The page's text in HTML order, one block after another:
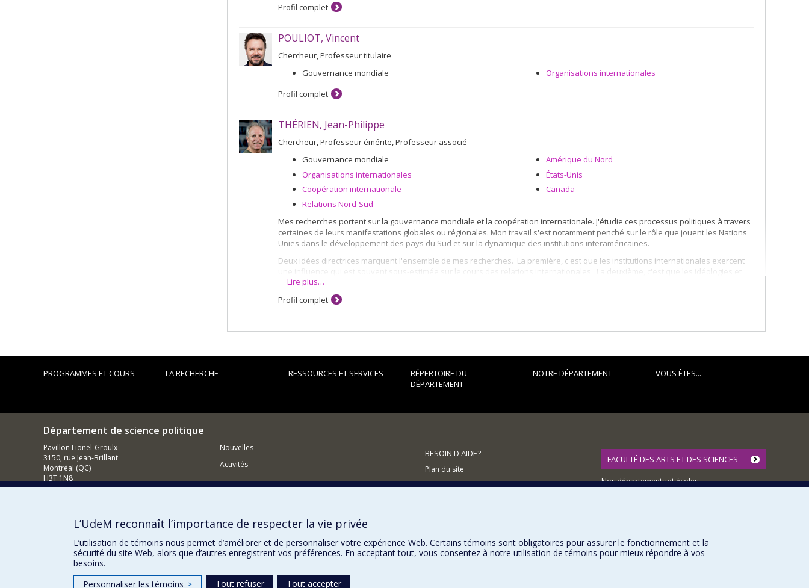
Profil complet
POULIOT, Vincent
Chercheur, Professeur titulaire
Gouvernance mondiale
Organisations internationales
Profil complet
THÉRIEN, Jean-Philippe
Chercheur, Professeur émérite, Professeur associé
Gouvernance mondiale
Organisations internationales
Coopération internationale
Relations Nord-Sud
Amérique du Nord
États-Unis
Canada
Mes recherches portent sur la gouvernance mondiale et la coopération internationale. J'étudie ces processus politiques à travers
certaines de leurs manifestations globales ou régionales. Mon travail s'est notamment penché sur le rôle que jouent les Nations
Unies dans le développement des pays du Sud et sur la dynamique des institutions interaméricaines.
Deux idées directrices marquent l'ensemble de mes recherches. La première, c'est que les institutions internationales exercent
une influence qui est souvent sous-estimée sur le cours des relations internationales. La deuxième, c'est que les idéologies et
les valeurs qui animent les acteurs politiques (qu'il s'agisse d'organisations internationales, de gouvernements ou de simples
citoyens) façonnent leur approche de la gouvernance mondiale.
Lire plus…
Profil complet
PROGRAMMES ET COURS LA RECHERCHE RESSOURCES ET SERVICES
RÉPERTOIRE DU
DÉPARTEMENT
NOTRE DÉPARTEMENT VOUS ÊTES...
Département de science politique
Pavillon Lionel-Groulx
3150, rue Jean-Brillant
Montréal (QC)
H3T 1N8
Nouvelles
Activités
Comment soutenir le Département?
BESOIN D'AIDE?
Plan du site
Signaler une erreur
FACULTÉ DES ARTS ET DES SCIENCES
Nos départements et écoles
L’UdeM reconnaît l’importance de respecter la vie privée
L’utilisation de témoins nous permet d’améliorer et de personnaliser votre expérience Web. Certains témoins sont obligatoires pour assurer le fonctionnement et la
sécurité du site Web, alors que d’autres enregistrent vos préférences. En acceptant tout, vous consentez à notre utilisation de témoins pour mieux répondre à vos
besoins.
Personnaliser les témoins > Tout refuser Tout accepter